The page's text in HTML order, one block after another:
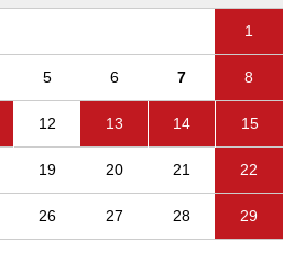
1
5 6 7 8
12 13 14 15
19 20 21 22
26 27 28 29